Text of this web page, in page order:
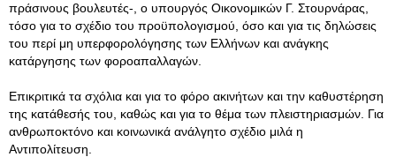
πράσινους βουλευτές-, ο υπουργός Οικονομικών Γ. Στουρνάρας,
τόσο για το σχέδιο του προϋπολογισμού, όσο και για τις δηλώσεις
του περί μη υπερφορολόγησης των Ελλήνων και ανάγκης
κατάργησης των φοροαπαλλαγών.
Επικριτικά τα σχόλια και για το φόρο ακινήτων και την καθυστέρηση
της κατάθεσής του, καθώς και για το θέμα των πλειστηριασμών. Για
ανθρωποκτόνο και κοινωνικά ανάλγητο σχέδιο μιλά η
Αντιπολίτευση.